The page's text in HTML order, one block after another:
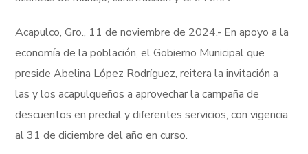
Acapulco, Gro., 11 de noviembre de 2024.- En apoyo a la
economía de la población, el Gobierno Municipal que
preside Abelina López Rodríguez, reitera la invitación a
las y los acapulqueños a aprovechar la campaña de
descuentos en predial y diferentes servicios, con vigencia
al 31 de diciembre del año en curso.